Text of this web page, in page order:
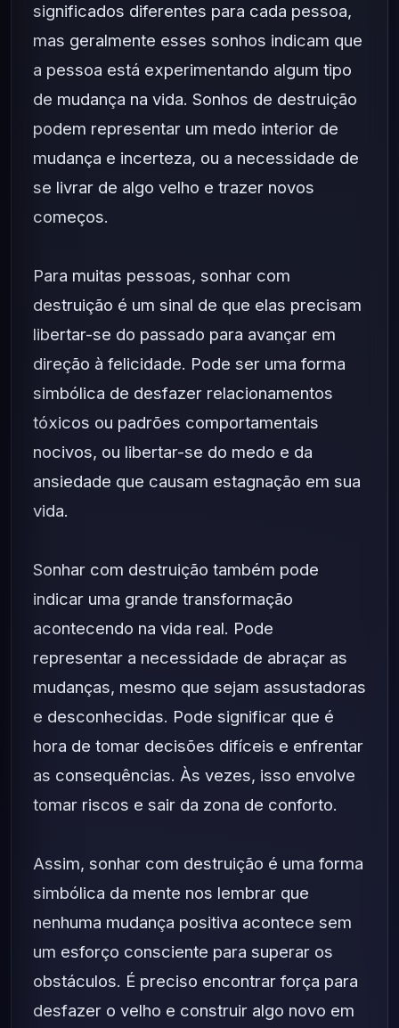
significados diferentes para cada pessoa,
mas geralmente esses sonhos indicam que
a pessoa está experimentando algum tipo
de mudança na vida. Sonhos de destruição
podem representar um medo interior de
mudança e incerteza, ou a necessidade de
se livrar de algo velho e trazer novos
começos.
Para muitas pessoas, sonhar com
destruição é um sinal de que elas precisam
libertar-se do passado para avançar em
direção à felicidade. Pode ser uma forma
simbólica de desfazer relacionamentos
tóxicos ou padrões comportamentais
nocivos, ou libertar-se do medo e da
ansiedade que causam estagnação em sua
vida.
Sonhar com destruição também pode
indicar uma grande transformação
acontecendo na vida real. Pode
representar a necessidade de abraçar as
mudanças, mesmo que sejam assustadoras
e desconhecidas. Pode significar que é
hora de tomar decisões difíceis e enfrentar
as consequências. Às vezes, isso envolve
tomar riscos e sair da zona de conforto.
Assim, sonhar com destruição é uma forma
simbólica da mente nos lembrar que
nenhuma mudança positiva acontece sem
um esforço consciente para superar os
obstáculos. É preciso encontrar força para
desfazer o velho e construir algo novo em